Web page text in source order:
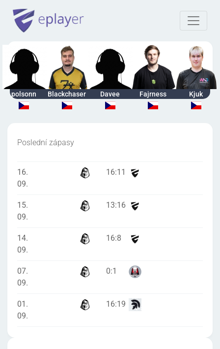
polsonn Blackchaser Davee Fajrness Kjuk
Poslední zápasy
16.
09.
16:11
15.
09.
13:16
14.
09.
16:8
07.
09.
0:1
01.
09.
16:19